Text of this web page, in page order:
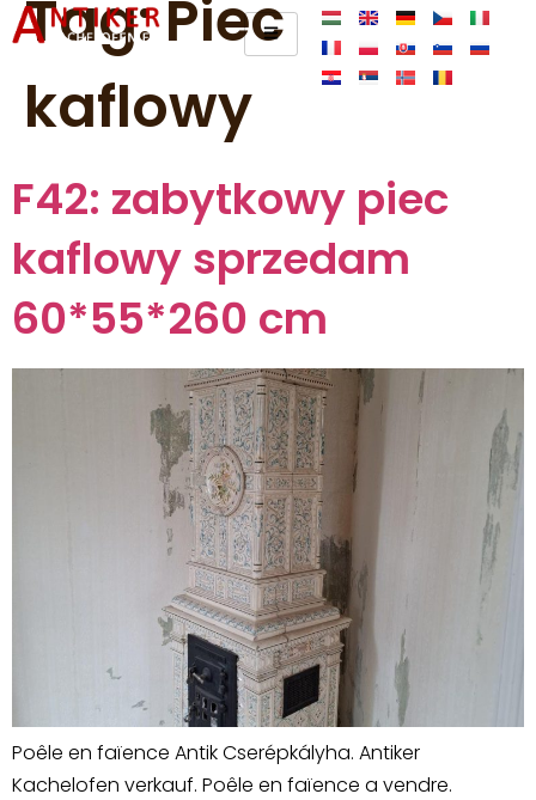
Tag:Piec
kaflowy
F42: zabytkowy piec
kaflowy sprzedam
60*55*260 cm
Poêle en faïence Antik Cserépkályha. Antiker
Kachelofen verkauf. Poêle en faïence a vendre.